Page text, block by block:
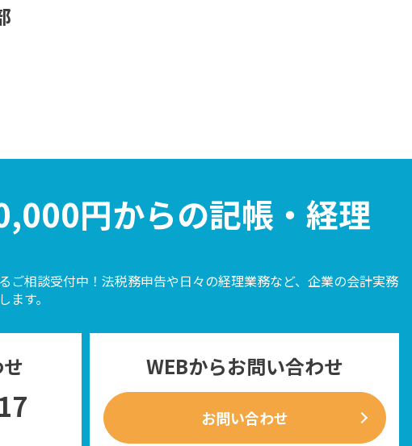
円からの記帳・経理
ご相談受付中！法税務申告や日々の経理業務など、企業の会計実務
ます。
WEBからお問い合わせ
お問い合わせ